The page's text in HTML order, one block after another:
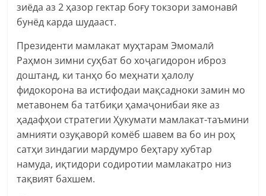
зиёда аз 2 ҳазор гектар боғу токзори замонавӣ
бунёд карда шудааст.
Президенти мамлакат муҳтарам Эмомалӣ
Раҳмон зимни суҳбат бо хоҷагидорон иброз
доштанд, ки танҳо бо меҳнати ҳалолу
фидокорона ва истифодаи мақсадноки замин мо
метавонем ба татбиқи ҳамаҷонибаи яке аз
ҳадафҳои стратегии Ҳукумати мамлакат-таъмини
амнияти озуқаворӣ комёб шавем ва бо ин роҳ
сатҳи зиндагии мардумро беҳтару хубтар
намуда, иқтидори содиротии мамлакатро низ
тақвият бахшем.